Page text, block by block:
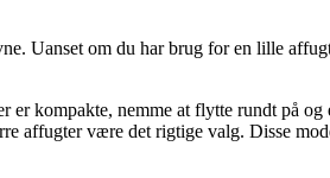
Uanset om du har brug for en lille
kompakte, nemme at flytte rundt på
affugter være det rigtige valg. Disse